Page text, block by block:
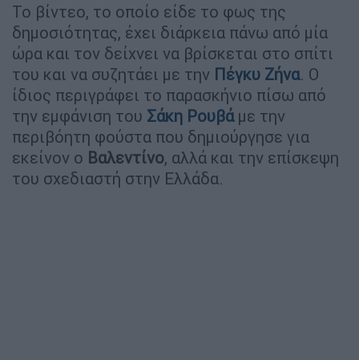
Το βίντεο, το οποίο είδε το φως της
δημοσιότητας, έχει διάρκεια πάνω από μία
ώρα και τον δείχνει να βρίσκεται στο σπίτι
του και να συζητάει με την Πέγκυ Ζήνα. Ο
ίδιος περιγράφει το παρασκήνιο πίσω από
την εμφάνιση του Σάκη Ρουβάμε την
περιβόητη φούστα που δημιούργησε για
εκείνον ο Βαλεντίνο, αλλά και την επίσκεψη
του σχεδιαστή στην Ελλάδα.